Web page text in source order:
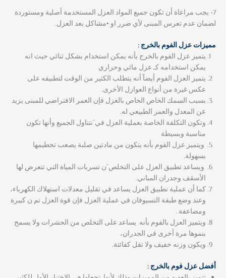
7- يجب مراعاة أن تكون جميع المواد العزل المستخدمة أصلية ومستوردة
لضمان عدم تعرس المبنى لأي ضرر او •مشاكل بعد العزل.
مميزات عزل الفوم بالخرج :
يتميز عزل الفوم بالخرج بأنه يمكن استخدام بشكل ثنائي حيث انه
يمكن استخدامه كـ عزل مائي وحراري
يتميز العزل الفوم أيضاََ أنه يتطلب الكثير من الوقت لتطبيقه على
عكس غيرة من أنواع العوازل الأخرى.
بسبب السمك الخاص الخاص بالغزل فإن العمر الافتراضي للمبنى يزيد
عن المعدل والعمر الطبيعي له.
وتكون التكلفة الخاصة بعملية العزل في َنتناول الجميع وأنها تكون
مناسبة وبسيطة
ويتميز عزل الفوم بأنه يتكون من مادتين صلبة يصعب تحطيمها
بسهولة.
ويساعد تطبيق العزل على التخلص َن تسربات المياة التي تتعرض لها
الأسقف وجدران المباني.
كما أن عملية تطبيق العزل يساعد في تقليل معدلات استهلاك الكهرباء،
وعند وضع طبقة التسيوفان في عملية العزل فإن قوة العزل تم ن كبيرة
ومضاعفة .
ويتميز العزل بالفوم بأنه يساعد على التخلص من الحشرات ولا يسمح
بنموها مرة أخرى في الجدران،
ويكون وزنه خفيف ولا تقل كفائتة.
أفضل عزل فوم بالخرج :